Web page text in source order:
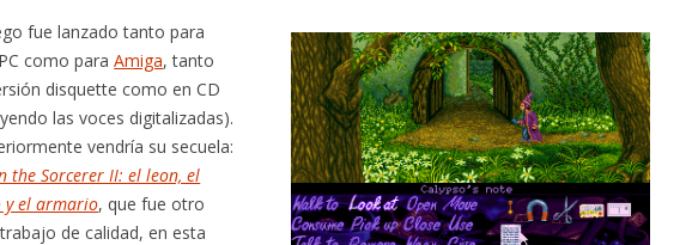
fue lanzado tanto para
como paraAmiga, tanto
disquette como en CD
las voces digitalizadas).
vendría su secuela:
the Sorcerer II: el leon, el
y el armario, que fue otro
de calidad, en esta